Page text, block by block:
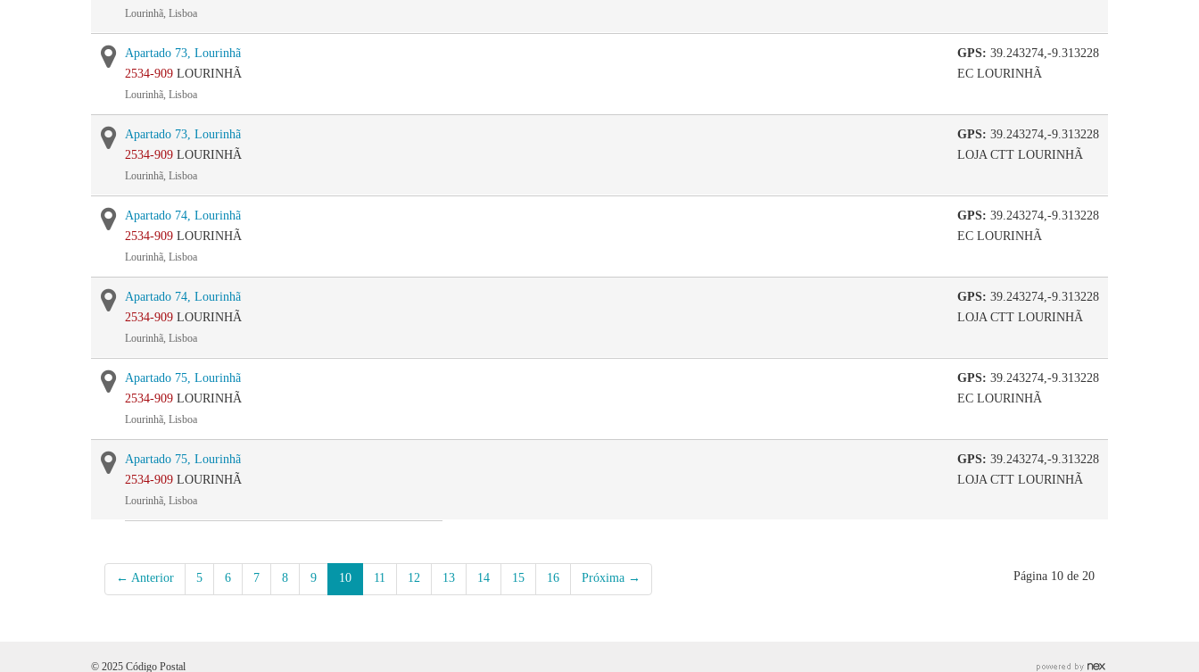
Lourinhã, Lisboa
GPS: 39.243274,-9.313228
EC LOURINHÃ
Apartado 73, Lourinhã
2534-909 LOURINHÃ
Lourinhã, Lisboa
GPS: 39.243274,-9.313228
LOJA CTT LOURINHÃ
Apartado 73, Lourinhã
2534-909 LOURINHÃ
Lourinhã, Lisboa
GPS: 39.243274,-9.313228
EC LOURINHÃ
Apartado 74, Lourinhã
2534-909 LOURINHÃ
Lourinhã, Lisboa
GPS: 39.243274,-9.313228
LOJA CTT LOURINHÃ
Apartado 74, Lourinhã
2534-909 LOURINHÃ
Lourinhã, Lisboa
GPS: 39.243274,-9.313228
EC LOURINHÃ
Apartado 75, Lourinhã
2534-909 LOURINHÃ
Lourinhã, Lisboa
GPS: 39.243274,-9.313228
LOJA CTT LOURINHÃ
Apartado 75, Lourinhã
2534-909 LOURINHÃ
Lourinhã, Lisboa
← Anterior 5 6 7 8 9 10 11 12 13 14 15 16 Próxima → Página 10 de 20
© 2025 Código Postal